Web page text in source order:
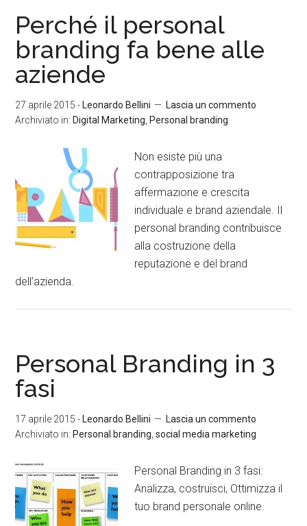
Perché il personal
branding fa bene alle
aziende
27 aprile 2015 - Leonardo Bellini
Lascia un commento
Archiviato in: Digital Marketing Personal branding
Non esiste più una
contrapposizione tra
affermazione e crescita
individuale e brand aziendale. Il
personal branding contribuisce
alla costruzione della
reputazione e del brand
dell’azienda.
Personal Branding in 3
fasi
17 aprile 2015 - Leonardo Bellini
Lascia un commento
Archiviato in: Personal branding ,social media marketing
Personal Branding in 3 fasi:
Analizza, costruisci, Ottimizza il
tuo brand personale online.